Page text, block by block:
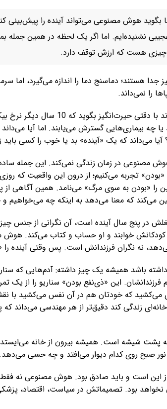
بگوید هوش مصنوعی می‌تواند آینده را پیش‌بینی
نشنیده‌ایم. اما اگر یک لحظه در همین جمله
چیزی هست که ارزش توقف دارد.
هستند؛ دماسنج دما را اندازه می‌گیرد، اما
را نمی‌داند.
هوش مصنوعی می‌تواند با دقتی
چه بیماری‌هایی گسترش می‌یابند. اما آیا
می‌داند که یک «آینده» بد یا خوب را کسی باید
مصنوعی در زمان زندگی نمی‌کند. این جمله ساده
«بودن» تجربه می‌کنیم؛ از درون این واقعیت که
را «بودن به سوی مرگ» می‌نامد. همین آگاهی از
می‌کند که معنا می‌دهد به اینکه چه می‌خواهیم
در پنج سال آینده است، آن نگرانی از جنس
خوابند و او حساب و کتاب می‌کند. هوش
نه نگران فرزندانش است. پس وقتی آینده را
باشد همیشه یک چیز داشته: آدم‌هایی که
این «ذی‌نفع بودن» سناریو را از یک
می‌کشید که خودتان هم در آن نفس می‌کشید با
زندگی کند دقیق‌تر از هر مهندسی می‌داند که
شیشه است. همیشه بیرون از خانه می‌ایستد
نور صبح روی کدام دیوار می‌افتد و چه حسی می‌دهد.
از این است و باید صادق بود. هوش مصنوعی نه
بود. تصمیماتش در سیاست، اقتصاد،